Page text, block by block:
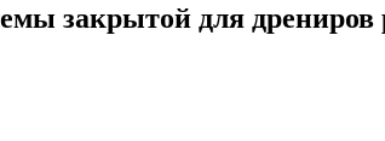
закрытой для